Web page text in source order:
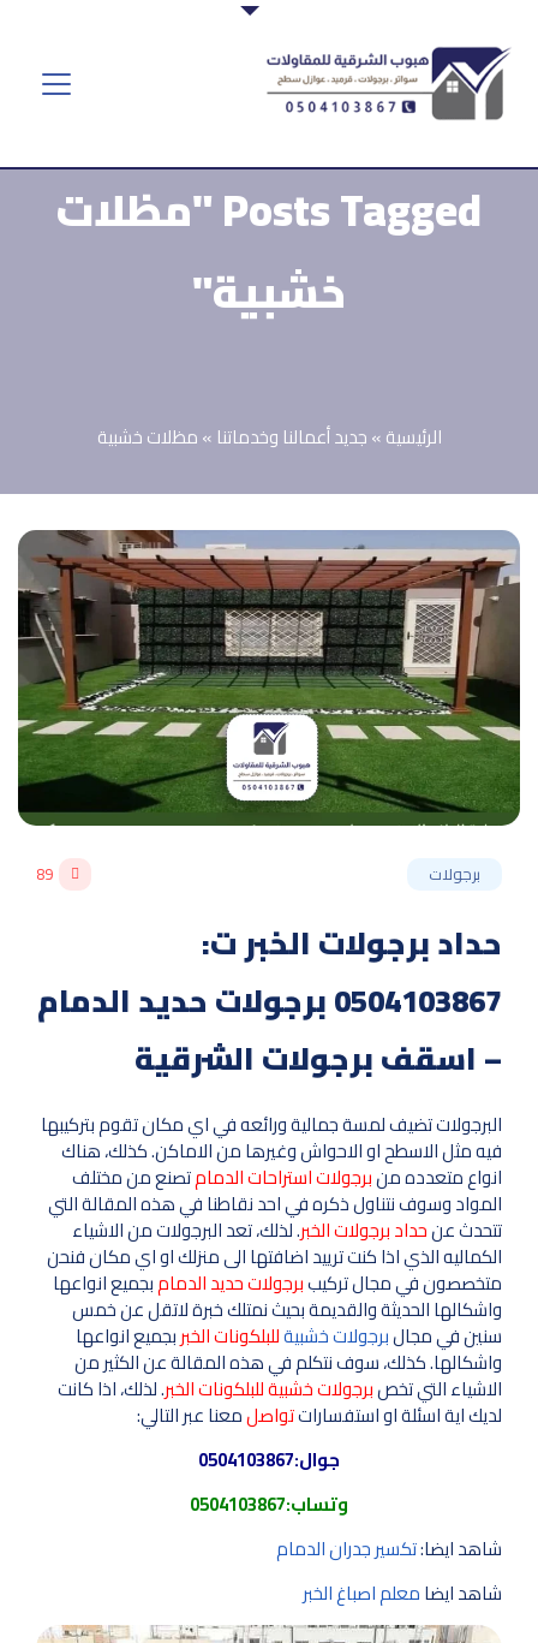
Posts Tagged "مظلات
خشبية"
الرئيسية»جديد أعمالنا وخدماتنا »مظلات خشبية
برجولات 89
حداد برجولات الخبر ت:
0504103867 برجولات حديد الدمام
– اسقف برجولات الشرقية
البرجولات تضيف لمسة جمالية ورائعه في اي مكان تقوم بتركيبها
فيه مثل الاسطح او الاحواش وغيرها من الاماكن. كذلك، هناك
انواع متعدده منبرجولات استراحات الدمامتصنع من مختلف
المواد وسوف نتناول ذكره في احد نقاطنا في هذه المقالة التي
تتحدث عنحداد برجولات الخبر. لذلك، تعد البرجولات من الاشياء
الكماليه الذي اذا كنت ترييد اضافتها الى منزلك او اي مكان فنحن
متخصصون في مجال تركيببرجولات حديد الدمامبجميع انواعها
واشكالها الحديثة والقديمة بحيث نمتلك خبرة لاتقل عن خمس
سنين في مجالبرجولات خشبيةللبلكونات الخبربجميع انواعها
واشكالها. كذلك، سوف نتكلم في هذه المقالة عن الكثير من
الاشياء التي تخصبرجولات خشبية للبلكونات الخبر. لذلك، اذا كانت
لديك اية اسئلة او استفساراتتواصلمعنا عبر التالي:
جوال:0504103867
وتساب:0504103867
شاهد ايضا:تكسير جدران الدمام
شاهد ايضامعلم اصباغ الخبر